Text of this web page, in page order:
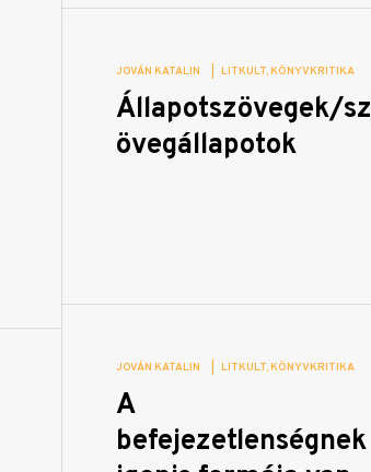
JOVÁN KATALIN LITKULT KÖNYVKRITIKA
Állapotszövegek/sz
övegállapotok
JOVÁN KATALIN LITKULT KÖNYVKRITIKA
A
befejezetlenségnek